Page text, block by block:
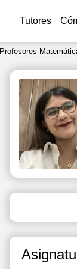
Tutores
Profesores